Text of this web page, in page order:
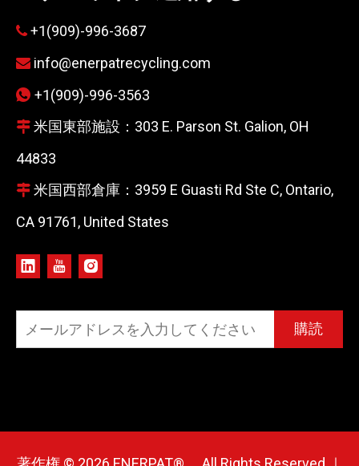
 +1(909)-996-3687
 info@enerpatrecycling.com
 +1(909)-996-3563
 米国東部施設：303 E. Parson St. Galion, OH
44833
 米国西部倉庫：3959 E Guasti Rd Ste C, Ontario,
CA 91761, United States
購読